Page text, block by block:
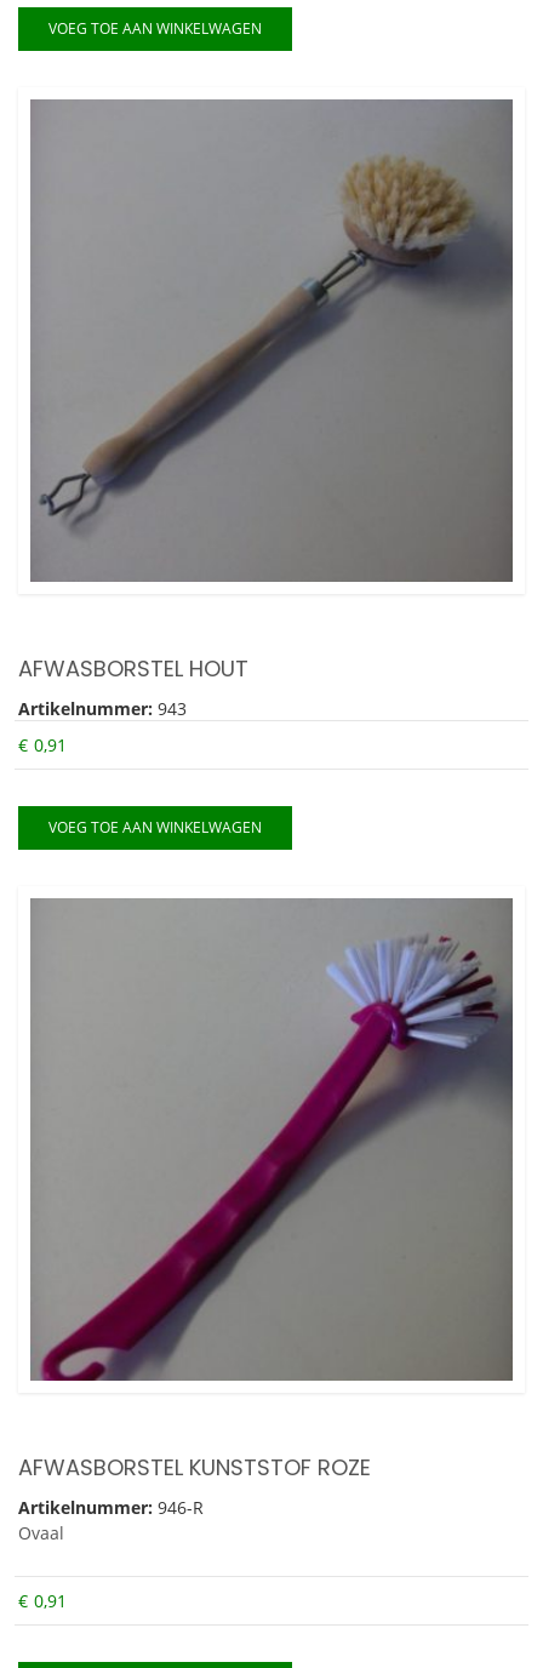
VOEG TOE AAN WINKELWAGEN
AFWASBORSTEL HOUT
Artikelnummer: 943
€ 0,91
VOEG TOE AAN WINKELWAGEN
AFWASBORSTEL KUNSTSTOF ROZE
Artikelnummer: 946-R
Ovaal
€ 0,91